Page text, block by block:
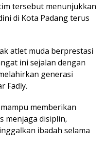
tersebut menunjukkan
di Kota Padang terus
atlet muda berprestasi
ini sejalan dengan
generasi
Fadly.
memberikan
menjaga disiplin,
ibadah selama